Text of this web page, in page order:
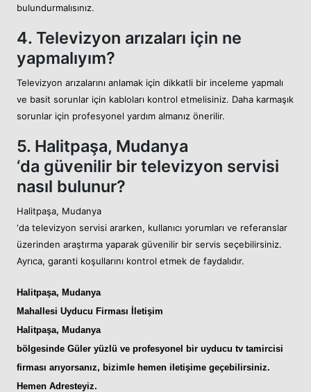
bulundurmalısınız.
4. Televizyon arızaları için ne
yapmalıyım?
Televizyon arızalarını anlamak için dikkatli bir inceleme yapmalı
ve basit sorunlar için kabloları kontrol etmelisiniz. Daha karmaşık
sorunlar için profesyonel yardım almanız önerilir.
5. Halitpaşa, Mudanya
‘da güvenilir bir televizyon servisi
nasıl bulunur?
Halitpaşa, Mudanya
‘da televizyon servisi ararken, kullanıcı yorumları ve referanslar
üzerinden araştırma yaparak güvenilir bir servis seçebilirsiniz.
Ayrıca, garanti koşullarını kontrol etmek de faydalıdır.
Halitpaşa, Mudanya
Mahallesi Uyducu Firması İletişim
Halitpaşa, Mudanya
bölgesinde Güler yüzlü ve profesyonel bir uyducu tv tamircisi
firması arıyorsanız, bizimle hemen iletişime geçebilirsiniz.
Hemen Adresteyiz.